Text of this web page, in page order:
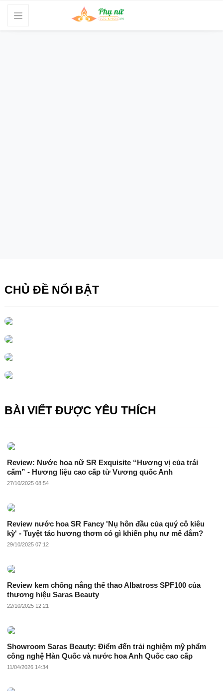
CHỦ ĐỀ NỔI BẬT
BÀI VIẾT ĐƯỢC YÊU THÍCH
Review: Nước hoa nữ SR Exquisite “Hương vị của trái
cấm” - Hương liệu cao cấp từ Vương quốc Anh
27/10/2025 08:54
Review nước hoa SR Fancy 'Nụ hôn đầu của quý cô kiêu
kỳ' - Tuyệt tác hương thơm có gì khiến phụ nư mê đắm?
29/10/2025 07:12
Review kem chống nắng thể thao Albatross SPF100 của
thương hiệu Saras Beauty
22/10/2025 12:21
Showroom Saras Beauty: Điểm đến trải nghiệm mỹ phẩm
công nghệ Hàn Quốc và nước hoa Anh Quốc cao cấp
11/04/2026 14:34